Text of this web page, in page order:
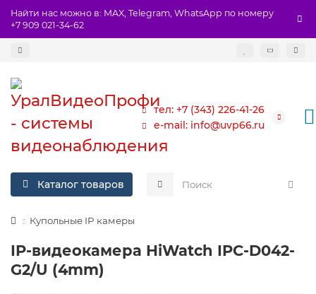
Найти нас можно в: MAX, Telegram, WhatsApp по номеру
+7 909 021-34-62
тел: +7 (343) 226-41-26
e-mail: info@uvp66.ru
Каталог товаров
Купольные IP камеры
IP-видеокамера HiWatch IPC-D042-
G2/U (4mm)